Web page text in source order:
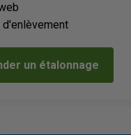
un étalonnage
un étalonnage